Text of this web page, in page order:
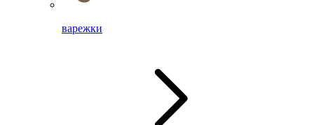
варежки